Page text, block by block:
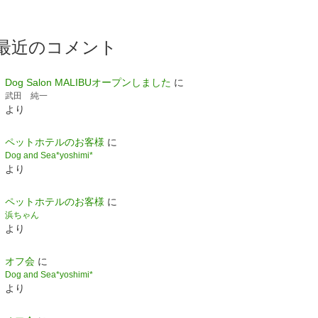
近のコメント
Dog Salon MALIBUオープンしました に
武田 純一
より
ペットホテルのお客様 に
Dog and Sea*yoshimi*
より
ペットホテルのお客様 に
浜ちゃん
より
オフ会 に
Dog and Sea*yoshimi*
より